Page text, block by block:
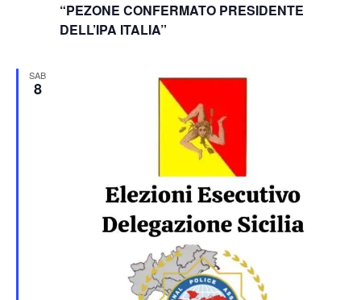
“PEZONE CONFERMATO PRESIDENTE
DELL’IPA ITALIA”
SAB
8